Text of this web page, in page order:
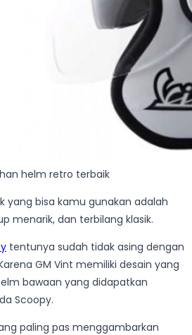
helm retro terbaik
yang bisa kamu gunakan adalah
menarik, dan terbilang klasik.
tentunya sudah tidak asing dengan
GM Vint memiliki desain yang
bawaan yang didapatkan
Scoopy.
paling pas menggambarkan